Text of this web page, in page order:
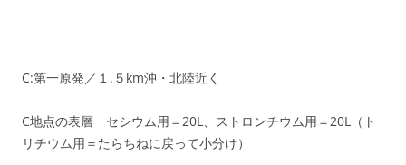
C:第一原発／１.５km沖・北陸近く
C地点の表層 セシウム用＝20L、ストロンチウム用＝20L（ト
リチウム用＝たらちねに戻って小分け）